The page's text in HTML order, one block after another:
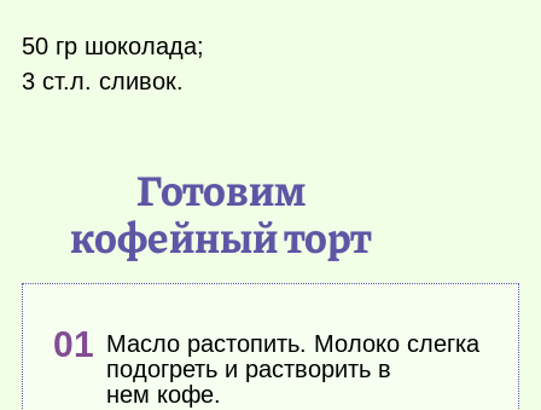
50 гр шоколада;
3 ст.л. сливок.
Готовим
кофейный торт
Масло растопить. Молоко слегка
подогреть и растворить в
нем кофе.